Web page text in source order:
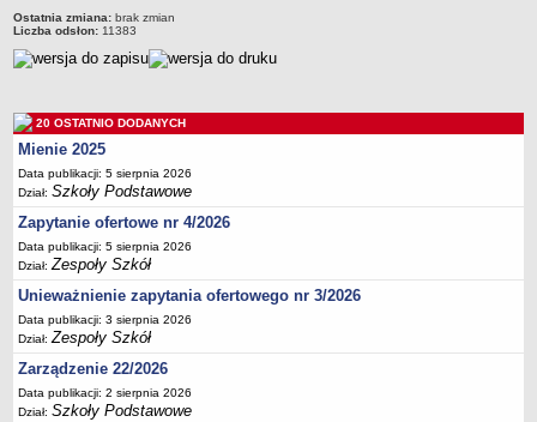
Specjalny Ośrodek nr 5
Dane podstawowe
Majątek
Ogłoszenie
Zarządzenia
Kontrole
Rejestry, ewidencje, archiwa
Sprawozdania
Deklaracja dostępności
PORADNIE PSYCHOLOGICZNO-PEDAGOGICZNE
Zespół Poradni
Ostatnia zmiana: brak zmian
Liczba odsłon: 11383
20 OSTATNIO DODANYCH
Mienie 2025
Data publikacji: 5 sierpnia 2026
Dział:Szkoły Podstawowe
Zapytanie ofertowe nr 4/2026
Data publikacji: 5 sierpnia 2026
Dział:Zespoły Szkół
Unieważnienie zapytania ofertowego nr 3/2026
Data publikacji: 3 sierpnia 2026
Dział:Zespoły Szkół
Zarządzenie 22/2026
Data publikacji: 2 sierpnia 2026
Dział:Szkoły Podstawowe